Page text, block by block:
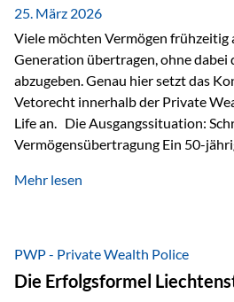
Besonders hervorzuheben ist
liechtensteinischen Verfassung.
25. März 2026
Viele möchten Vermögen frühzeitig
Generation übertragen, ohne
abzugeben. Genau hier setzt das
Vetorecht innerhalb der Private
Life an. Die Ausgangssituation:
Vermögensübertragung Ein 50-
der steuerliche Freibetrag optimal
strukturierte, langfristige
Kontrolle vollständig aus der Hand
Abschmelzung mit Vetorecht Die
Mehr lesen
PWP - Private Wealth Police
Die Erfolgsformel